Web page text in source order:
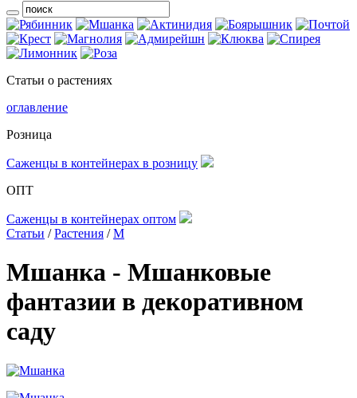
Статьи о растениях
оглавление
Розница
Саженцы в контейнерах в розницу
ОПТ
Саженцы в контейнерах оптом
Статьи /Растения /М
Мшанка - Мшанковые
фантазии в декоративном
саду